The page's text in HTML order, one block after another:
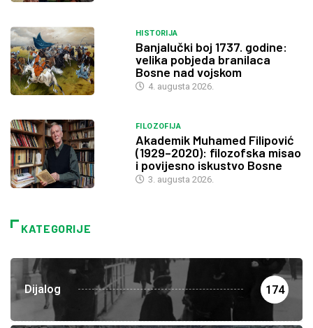
HISTORIJA
Banjalučki boj 1737. godine:
velika pobjeda branilaca
Bosne nad vojskom
4. augusta 2026.
FILOZOFIJA
Akademik Muhamed Filipović
(1929–2020): filozofska misao
i povijesno iskustvo Bosne
3. augusta 2026.
KATEGORIJE
Dijalog 174